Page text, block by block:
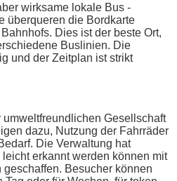
wirksame lokale Bus -
überqueren die Bordkarte
Dies ist der beste Ort,
Buslinien. Die
und der Zeitplan ist strikt
Gesellschaft
dazu, Nutzung der Fahrräder
Die Verwaltung hat
erkannt werden können mit
Besucher können